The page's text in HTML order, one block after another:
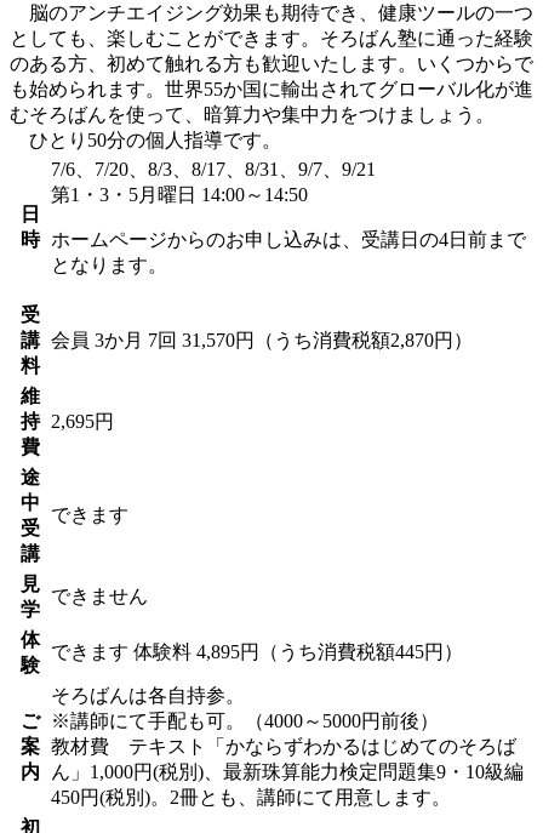
脳のアンチエイジング効果も期待でき、健康ツールの一つ
としても、楽しむことができます。そろばん塾に通った経験
のある方、初めて触れる方も歓迎いたします。いくつからで
も始められます。世界55か国に輸出されてグローバル化が進
むそろばんを使って、暗算力や集中力をつけましょう。
ひとり50分の個人指導です。
日
時
7/6、7/20、8/3、8/17、8/31、9/7、9/21
第1・3・5月曜日 14:00～14:50
ホームページからのお申し込みは、受講日の4日前まで
となります。
受
講
料
会員 3か月 7回 31,570円（うち消費税額2,870円）
維
持
費
2,695円
途
中
受
講
できます
見
学
できません
体
験
できます 体験料 4,895円（うち消費税額445円）
ご
案
内
そろばんは各自持参。
※講師にて手配も可。（4000～5000円前後）
教材費 テキスト「かならずわかるはじめてのそろば
ん」1,000円(税別)、最新珠算能力検定問題集9・10級編
450円(税別)。2冊とも、講師にて用意します。
初